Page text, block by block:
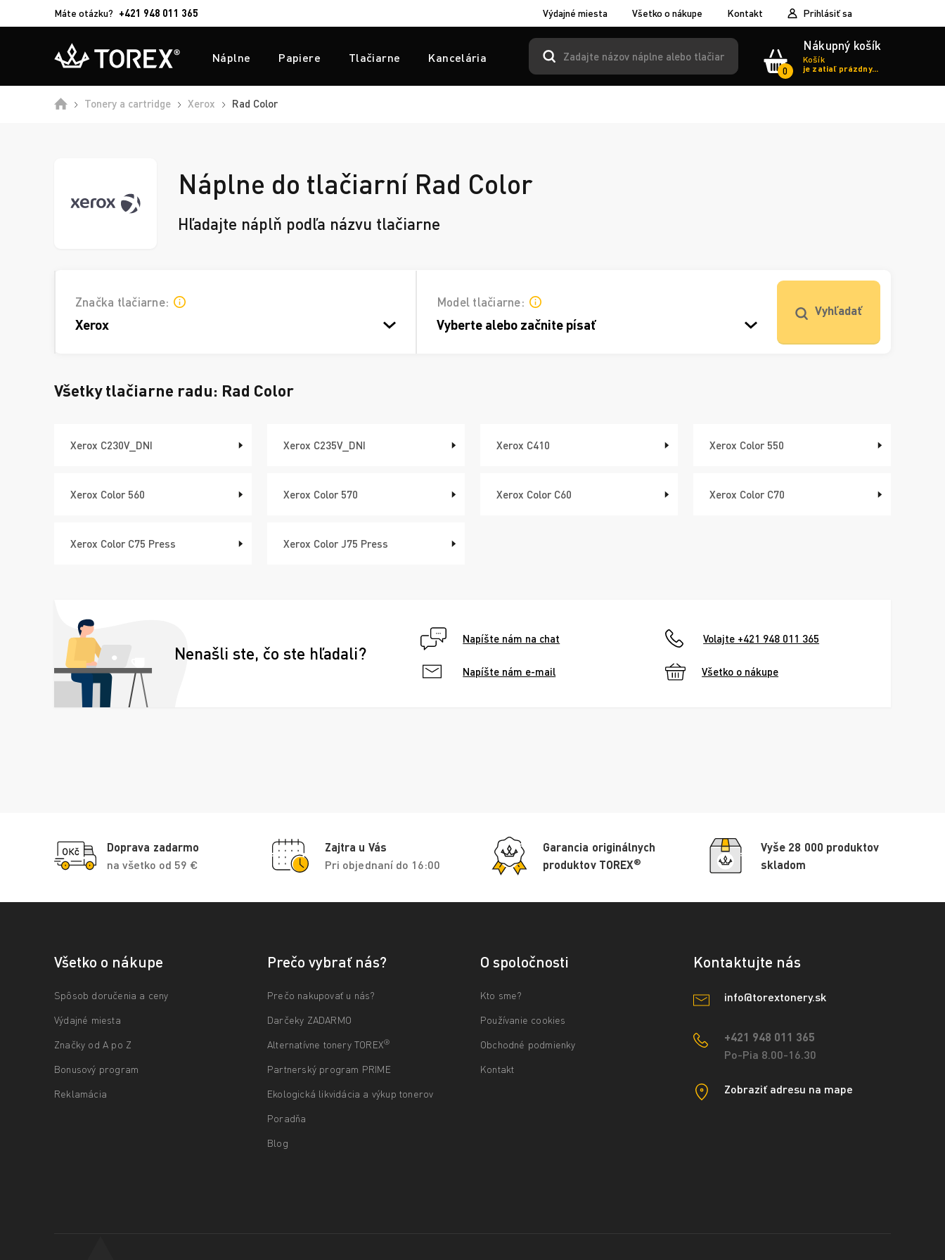
Máte otázku? +421 948 011 365 Výdajné miesta Všetko o nákupe Kontakt Prihlásiť sa
Náplne Papiere Tlačiarne Kancelária
0
Nákupný košík
Košík
je zatiaľ prázdny...
DomůTonery a cartridge Xerox Rad Color
Náplne do tlačiarní Rad Color
Hľadajte náplň podľa názvu tlačiarne
Značka tlačiarne:
Xerox
Model tlačiarne:
Vyberte alebo začnite písať
Vyhľadať
Všetky tlačiarne radu: Rad Color
Xerox C230V_DNI Xerox C235V_DNI Xerox C410 Xerox Color 550
Xerox Color 560 Xerox Color 570 Xerox Color C60 Xerox Color C70
Xerox Color C75 Press Xerox Color J75 Press
Nenašli ste, čo ste hľadali?
Napíšte nám na chat Volajte +421 948 011 365
Napíšte nám e-mail Všetko o nákupe
Doprava zadarmo
na všetko od 59 €
Zajtra u Vás
Pri objednaní do 16:00
Garancia originálnych
produktov TOREX®
Vyše 28 000 produktov
skladom
Všetko o nákupe
Spôsob doručenia a ceny
Výdajné miesta
Značky od A po Z
Bonusový program
Reklamácia
Prečo vybrať nás?
Prečo nakupovať u nás?
Darčeky ZADARMO
Alternatívne tonery TOREX®
Partnerský program PRIME
Ekologická likvidácia a výkup tonerov
Poradňa
Blog
O spoločnosti
Kto sme?
Používanie cookies
Obchodné podmienky
Kontakt
Kontaktujte nás
info@torextonery.sk
+421 948 011 365
Po-Pia 8.00-16.30
Zobraziť adresu na mape